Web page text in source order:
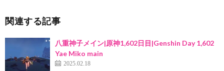
関連する記事
八重神子メイン|原神1,602日目|Genshin Day 1,602
Yae Miko main
2025.02.18